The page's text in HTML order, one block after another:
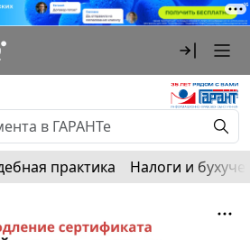
практика Налоги и